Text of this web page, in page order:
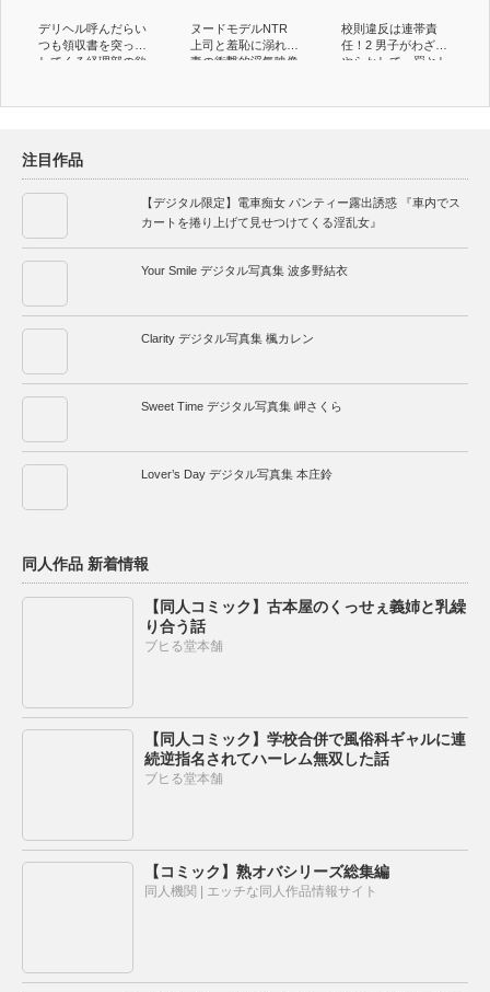
デリヘル呼んだらい
つも領収書を突っ返
してくる経理部の欲
落とさないでくださ
宅でも会社でもヌい
てくれる関係に 宮
島めい
ヌードモデルNTR
上司と羞恥に溺れた
妻の衝撃的浮気映像
校則違反は連帯責
任！2 男子がわざと
やらかして、罰とし
ボクが通う超進学校
注目作品
【デジタル限定】電車痴女 パンティー露出誘惑 『車内でス
カートを捲り上げて見せつけてくる淫乱女』
Your Smile デジタル写真集 波多野結衣
Clarity デジタル写真集 楓カレン
Sweet Time デジタル写真集 岬さくら
Lover’s Day デジタル写真集 本庄鈴
同人作品 新着情報
【同人コミック】古本屋のくっせぇ義姉と乳繰
り合う話
ブヒる堂本舗
【同人コミック】学校合併で風俗科ギャルに連
続逆指名されてハーレム無双した話
ブヒる堂本舗
【コミック】熟オバシリーズ総集編
同人機関 | エッチな同人作品情報サイト